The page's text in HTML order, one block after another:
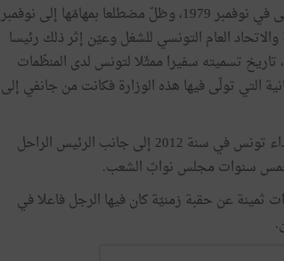
وقد عاد محمّد الناصر إلى وزارة الشؤون الاجتماعية في مناسبتين، الأولى في نوفمبر 1979، وظلّ مضطلعا بمهامّها إلى نوفمبر
والاتحاد العام التونسي للشغل وعيّن إثر ذلك رئيسا
للمجلس الاقتصادي والاجتماعي من ديسمبر 1985 إلى غاية جوان 1991، تاريخ تسميته سفيرا ممثّلا لتونس لدى المنظّمات
المنصب إلى غاية أوت 1996. أمّا المرّة الثانية التي تولّى فيها هذه الوزارة فكانت من جانفي إلى
وكان محمّد الناصر من الشخصيات الوطنية التي ساهمت في تأسيس نداء تونس في سنة 2012 إلى جانب الرئيس الراحل
خمس سنوات مجلس نوابّ الشعب.
عن حقبة زمنيّة كان فيها الرجل فاعلا في